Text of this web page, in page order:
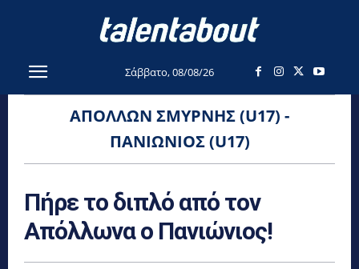
Σάββατο, 08/08/26
ΑΠΌΛΛΩΝ ΣΜΎΡΝΗΣ (U17) -
ΠΑΝΙΏΝΙΟΣ (U17)
Πήρε το διπλό από τον
Απόλλωνα ο Πανιώνιος!